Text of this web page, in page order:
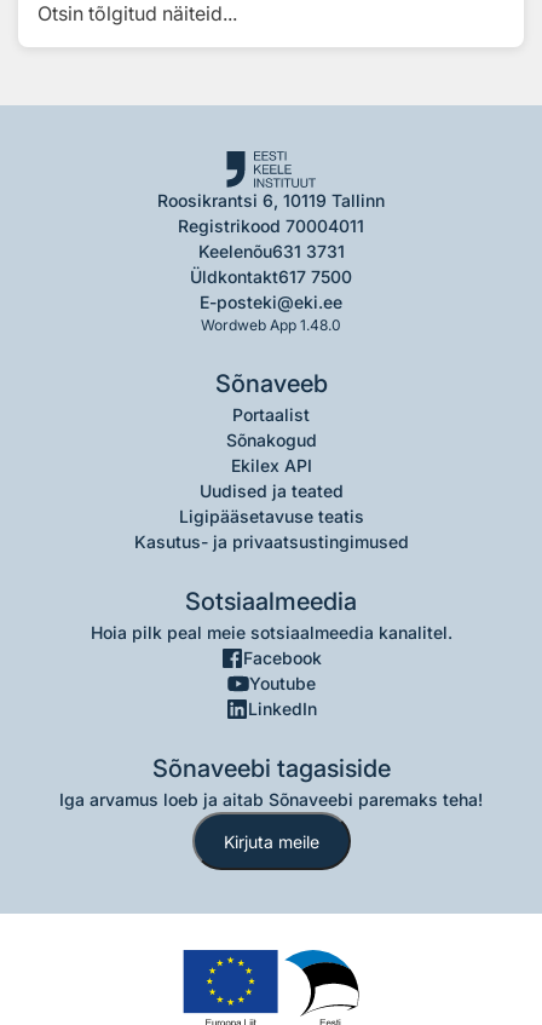
Otsin tõlgitud näiteid...
Roosikrantsi 6, 10119 Tallinn
Registrikood 70004011
Keelenõu631 3731
Üldkontakt617 7500
E-posteki@eki.ee
Wordweb App 1.48.0
Sõnaveeb
Portaalist
Sõnakogud
Ekilex API
Uudised ja teated
Ligipääsetavuse teatis
Kasutus- ja privaatsustingimused
Sotsiaalmeedia
Hoia pilk peal meie sotsiaalmeedia kanalitel.
Facebook
Youtube
LinkedIn
Sõnaveebi tagasiside
Iga arvamus loeb ja aitab Sõnaveebi paremaks teha!
Kirjuta meile